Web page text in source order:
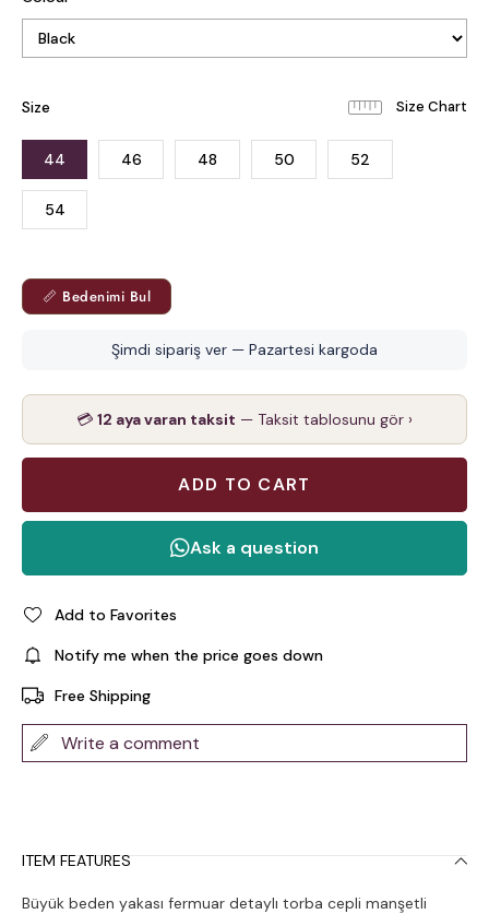
Size
44 46 48 50 52
54
📏 Bedenimi Bul
Şimdi sipariş ver — Pazartesi kargoda
💳 12 aya varan taksit — Taksit tablosunu gör ›
Add to Favorites
Notify me when the price goes down
Free Shipping
Write a comment
ITEM FEATURES
Büyük beden yakası fermuar detaylı torba cepli manşetli